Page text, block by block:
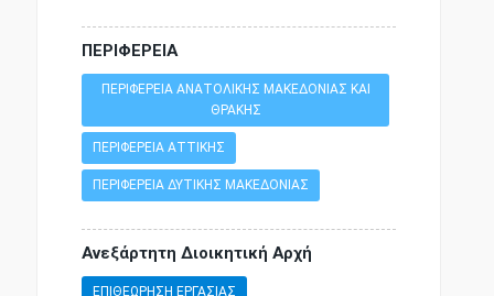
ΔΗΜΟΣΙΟ ΛΟΓΙΣΤΙΚΟ
ΤΕΛΩΝΕΙΑΚΗ ΝΟΜΟΘΕΣΙΑ
ΚΥΡΩΣΗ ΣΥΜΦΩΝΙΑΣ
ΜΕΤΟΝΟΜΑΣΙΑ
ΠΕΡΙΦΕΡΕΙΑ
ΠΕΡΙΦΕΡΕΙΑ ΑΝΑΤΟΛΙΚΗΣ ΜΑΚΕΔΟΝΙΑΣ ΚΑΙ
ΘΡΑΚΗΣ
ΠΕΡΙΦΕΡΕΙΑ ΑΤΤΙΚΗΣ
ΠΕΡΙΦΕΡΕΙΑ ΔΥΤΙΚΗΣ ΜΑΚΕΔΟΝΙΑΣ
Ανεξάρτητη Διοικητική Αρχή
ΕΠΙΘΕΩΡΗΣΗ ΕΡΓΑΣΙΑΣ